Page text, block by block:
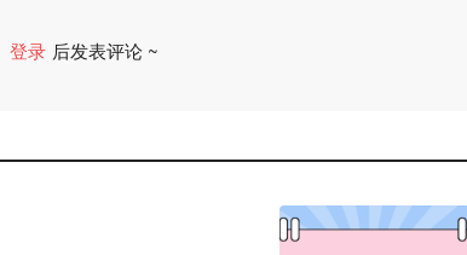
登录 后发表评论 ~